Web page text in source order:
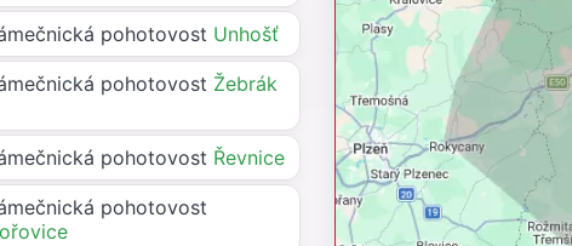
pohotovost Unhošť
pohotovost Žebrák
pohotovost Řevnice
pohotovost